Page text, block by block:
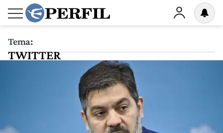
Tema:
TWITTER